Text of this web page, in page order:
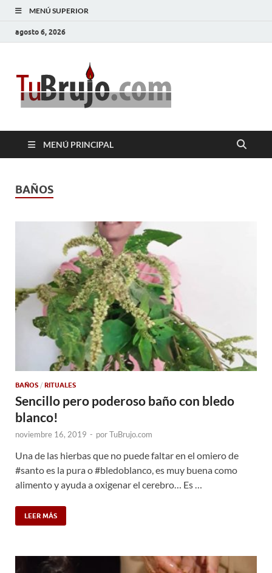
MENÚ SUPERIOR
agosto 6, 2026
MENÚ PRINCIPAL
BAÑOS
BAÑOS / RITUALES
Sencillo pero poderoso baño con bledo
blanco!
noviembre 16, 2019 - porTuBrujo.com
Una de las hierbas que no puede faltar en el omiero de
#santo es la pura o #bledoblanco, es muy buena como
alimento y ayuda a oxigenar el cerebro… Es …
LEER MÁS